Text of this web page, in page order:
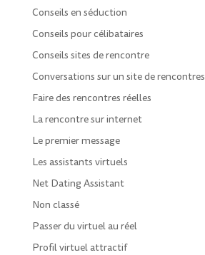
Conseils en séduction
Conseils pour célibataires
Conseils sites de rencontre
Conversations sur un site de rencontres
Faire des rencontres réelles
La rencontre sur internet
Le premier message
Les assistants virtuels
Net Dating Assistant
Non classé
Passer du virtuel au réel
Profil virtuel attractif